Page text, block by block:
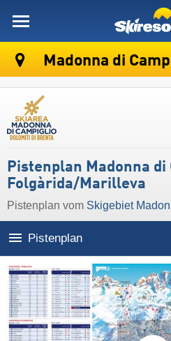
Madonna di Campiglio/​
Pistenplan Madonna
Folgàrida/​Marilleva
Pistenplan vom Skigebiet Madonna di
Pistenplan